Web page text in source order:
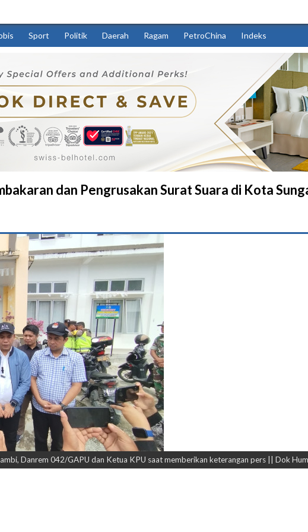
Sport Politik Daerah Ragam PetroChina Indeks
dan Pengrusakan Surat Suara di Kota
Danrem 042/GAPU dan Ketua KPU saat memberikan keterangan pers || Dok